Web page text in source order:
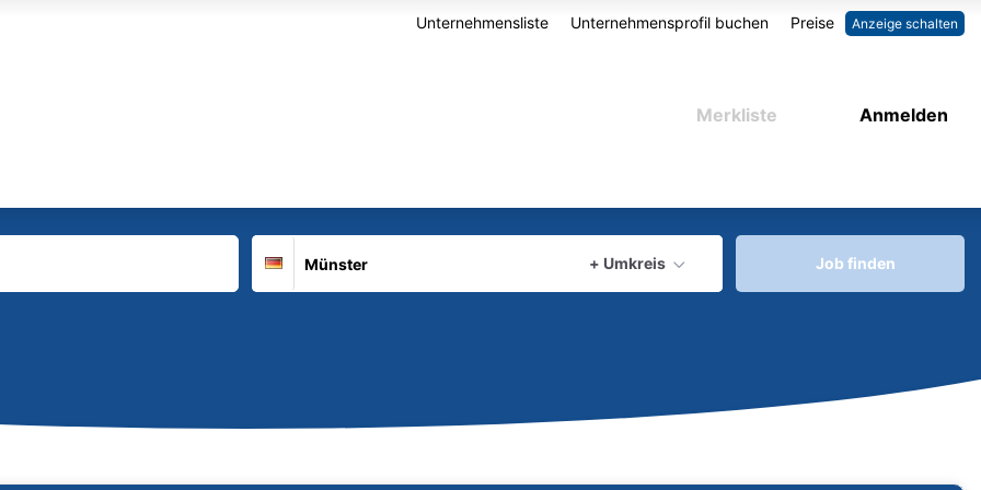
Anzeige schalten
Unternehmensliste Unternehmensprofil buchen Preise
Anmelden
Merkliste
Deutschland
+ Umkreis
aktuellen Ort verwenden
Job finden